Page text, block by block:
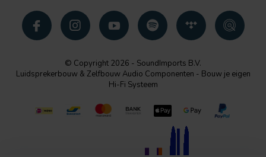
© Copyright 2026 - SoundImports B.V.
Luidsprekerbouw & Zelfbouw Audio Componenten - Bouw je eigen
Hi-Fi Systeem